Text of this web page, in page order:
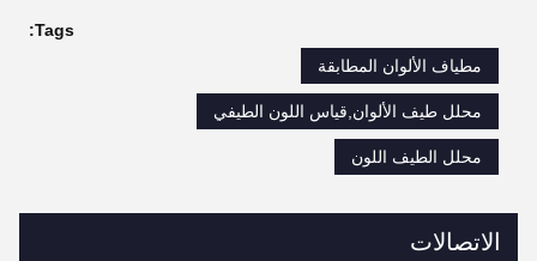
Tags:
مطياف الألوان المطابقة
محلل طيف الألوان,قياس اللون الطيفي
محلل الطيف اللون
الاتصالات